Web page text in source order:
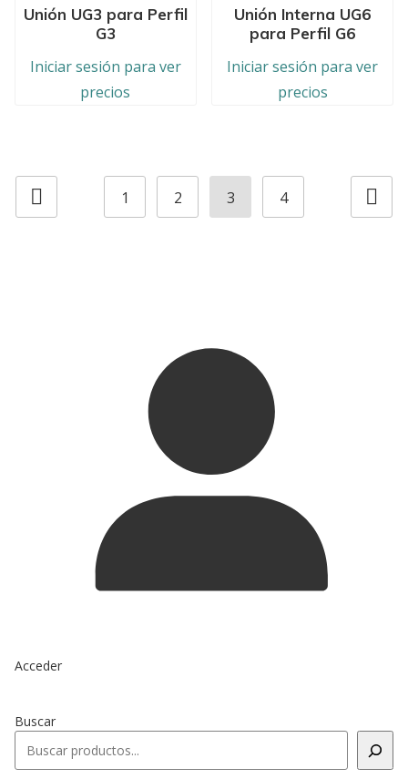
Unión UG3 para Perfil
G3
Iniciar sesión para ver
precios
Unión Interna UG6
para Perfil G6
Iniciar sesión para ver
precios
1 2 3
4
Acceder
Buscar